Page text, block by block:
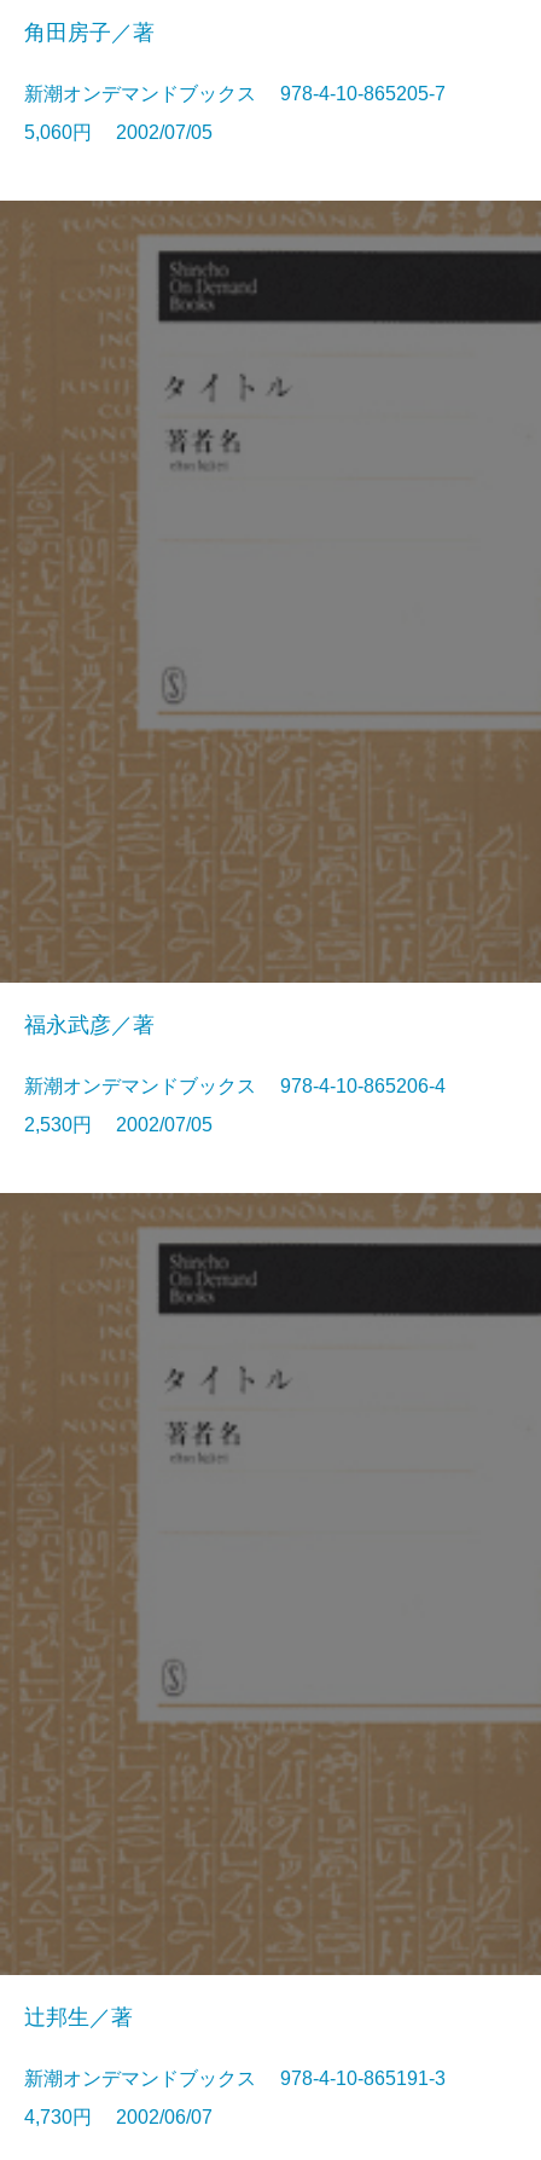
角田房子／著
新潮オンデマンドブックス 978-4-10-865205-7
5,060円 2002/07/05
福永武彦／著
新潮オンデマンドブックス 978-4-10-865206-4
2,530円 2002/07/05
辻邦生／著
新潮オンデマンドブックス 978-4-10-865191-3
4,730円 2002/06/07